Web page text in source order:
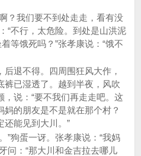
？我们要不到处走走，看有没
“不行，太危险。到处是山洪泥
等饿死吗？”张孝康说：“饿不
退不得。四周围狂风大作，
裤已湿透了。越到半夜，风吹
说：“要不我们再走走吧。这
的朋友是不是就在那个村？
还能见到大川。”
”狗蛋一讶。张孝康说：“我妈
问：“那大川和金吉拉去哪儿